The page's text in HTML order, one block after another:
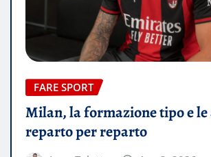
FARE SPORT
Milan, la formazione tipo e
reparto per reparto